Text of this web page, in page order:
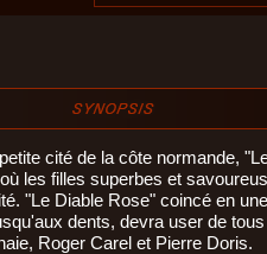
cité de la côte normande,
les filles superbes et
"Le Diable Rose" coincé en
dents, devra user de
Roger Carel et Pierre Doris.